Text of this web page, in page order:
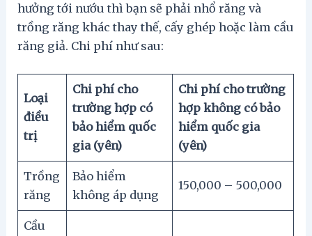
hưởng tới nướu thì bạn sẽ phải nhổ răng và
trồng răng khác thay thế, cấy ghép hoặc làm cầu
răng giả. Chi phí như sau:
Loại
điều
trị
Chi phí cho
trường hợp có
bảo hiểm quốc
gia (yên)
Chi phí cho trường
hợp không có bảo
hiểm quốc gia
(yên)
Trồng
răng
Bảo hiểm
không áp dụng
150,000 – 500,000
Cầu